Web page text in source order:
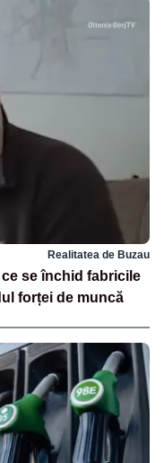
Realitatea de Buzau
se închid fabricile
forței de muncă